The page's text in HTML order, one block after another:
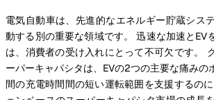
電気自動車は、先進的なエネルギー貯蔵シス
動する別の重要な領域です。 迅速な加速とEV
は、消費者の受け入れにとって不可欠です。
ーパーキャパシタは、EVの2つの主要な痛みの
間の充電時間間の短い運転範囲を支援するの